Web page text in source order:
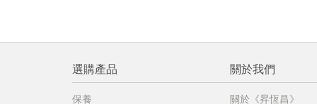
選購產品
保養
關於我們
關於《昇恆昌》